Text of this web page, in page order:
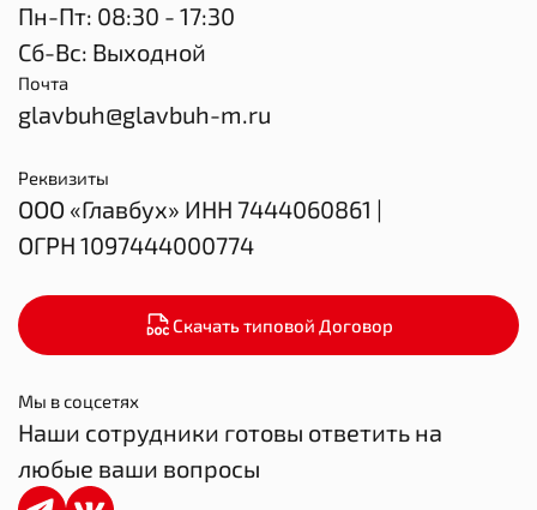
Пн-Пт: 08:30 - 17:30
Сб-Вс: Выходной
Почта
glavbuh@glavbuh-m.ru
Мы в соцсетях
Наши сотрудники готовы ответить на
любые ваши вопросы
Реквизиты
ООО «Главбух» ИНН 7444060861 |
ОГРН 1097444000774
Скачать типовой Договор